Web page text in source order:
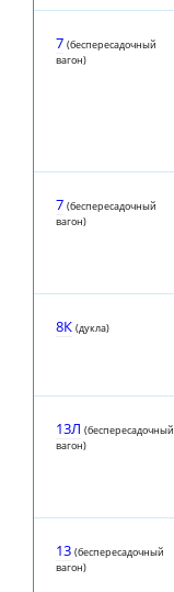
7 (беспересадочный
вагон)
7 (беспересадочный
вагон)
8К (дуклa)
13Л (беспересадочный
вагон)
13 (беспересадочный
вагон)